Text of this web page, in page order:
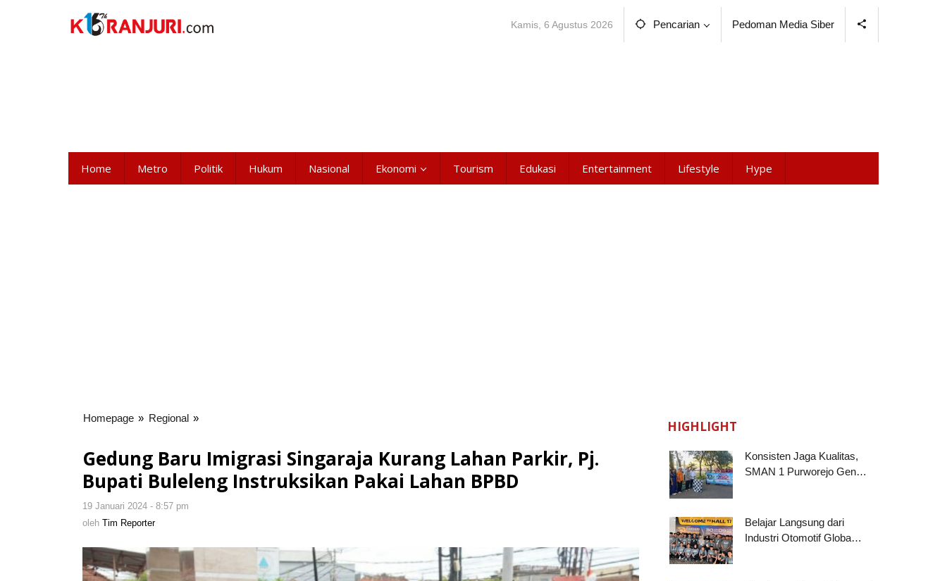
Kamis, 6 Agustus 2026 Pencarian Pedoman Media Siber
Home Metro Politik Hukum Nasional Ekonomi Tourism Edukasi Entertainment Lifestyle Hype
Homepage » Regional »
Imigrasi
Singaraja
Kurang
Lahan
Instruksikan
Gedung Baru Imigrasi Singaraja Kurang Lahan Parkir, Pj.
Bupati Buleleng Instruksikan Pakai Lahan BPBD
19 Januari 2024 - 8:57 pm
oleh Tim Reporter
HIGHLIGHT
Konsisten Jaga Kualitas,
SMAN 1 Purworejo Gen…
Belajar Langsung dari
Industri Otomotif Globa…